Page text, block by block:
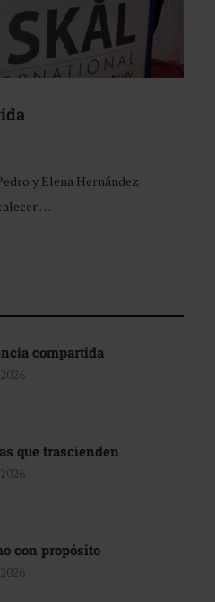
y Elena Hernández
…
compartida
que trascienden
con propósito